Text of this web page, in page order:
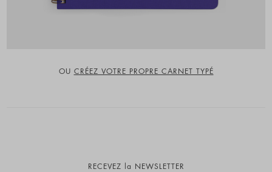
OU CRÉEZ VOTRE PROPRE CARNET TYPÉ
RECEVEZ la NEWSLETTER